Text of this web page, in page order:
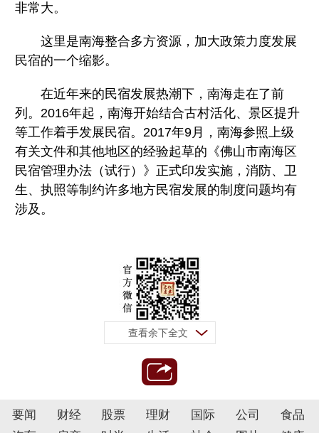
非常大。
这里是南海整合多方资源，加大政策力度发展
民宿的一个缩影。
在近年来的民宿发展热潮下，南海走在了前
列。2016年起，南海开始结合古村活化、景区提升
等工作着手发展民宿。2017年9月，南海参照上级
有关文件和其他地区的经验起草的《佛山市南海区
民宿管理办法（试行）》正式印发实施，消防、卫
生、执照等制约许多地方民宿发展的制度问题均有
涉及。
查看余下全文
要闻 财经 股票 理财 国际 公司
食品